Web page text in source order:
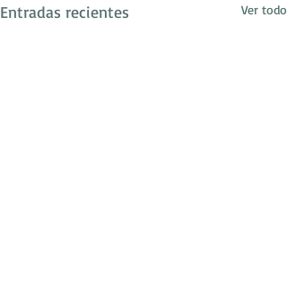
Entradas recientes Ver todo